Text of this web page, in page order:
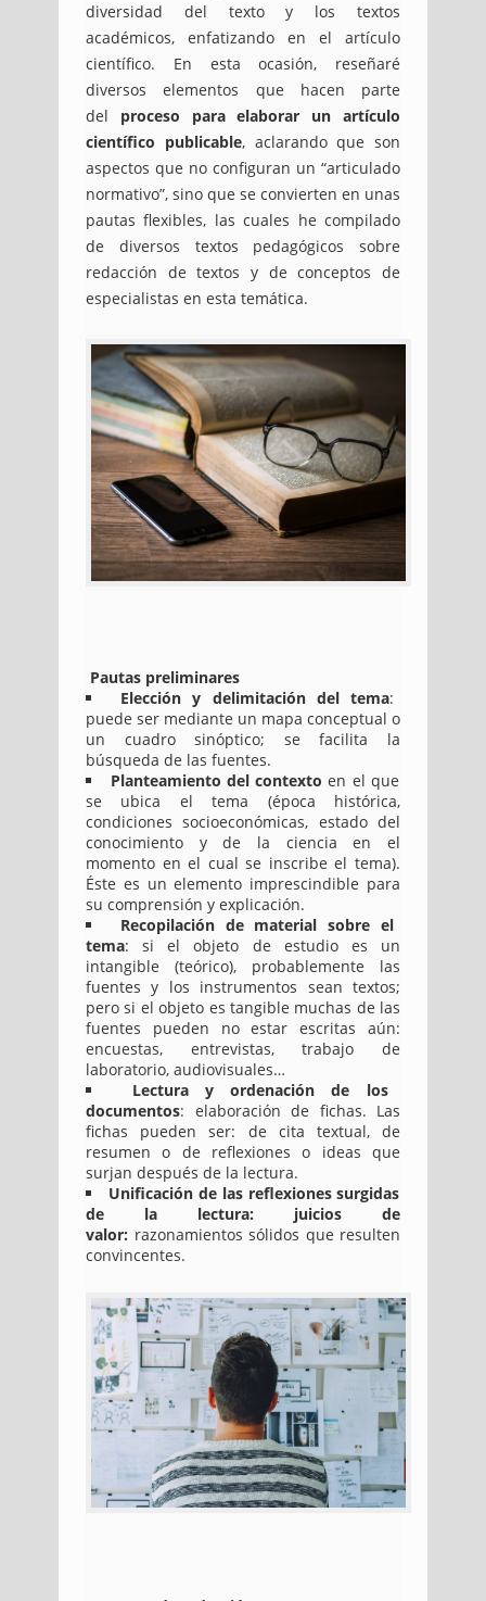
diversidad del texto y los textos
académicos, enfatizando en el artículo
científico. En esta ocasión, reseñaré
diversos elementos que hacen parte
del proceso para elaborar un artículo
científico publicable, aclarando que son
aspectos que no configuran un “articulado
normativo”, sino que se convierten en unas
pautas flexibles, las cuales he compilado
de diversos textos pedagógicos sobre
redacción de textos y de conceptos de
especialistas en esta temática.
Pautas preliminares
Elección y delimitación del tema:
puede ser mediante un mapa conceptual o
un cuadro sinóptico; se facilita la
búsqueda de las fuentes.
Planteamiento del contexto en el que
se ubica el tema (época histórica,
condiciones socioeconómicas, estado del
conocimiento y de la ciencia en el
momento en el cual se inscribe el tema).
Éste es un elemento imprescindible para
su comprensión y explicación.
Recopilación de material sobre el
tema: si el objeto de estudio es un
intangible (teórico), probablemente las
fuentes y los instrumentos sean textos;
pero si el objeto es tangible muchas de las
fuentes pueden no estar escritas aún:
encuestas, entrevistas, trabajo de
laboratorio, audiovisuales…
Lectura y ordenación de los
documentos: elaboración de fichas. Las
fichas pueden ser: de cita textual, de
resumen o de reflexiones o ideas que
surjan después de la lectura.
Unificación de las reflexiones surgidas
de la lectura: juicios de
valor: razonamientos sólidos que resulten
convincentes.